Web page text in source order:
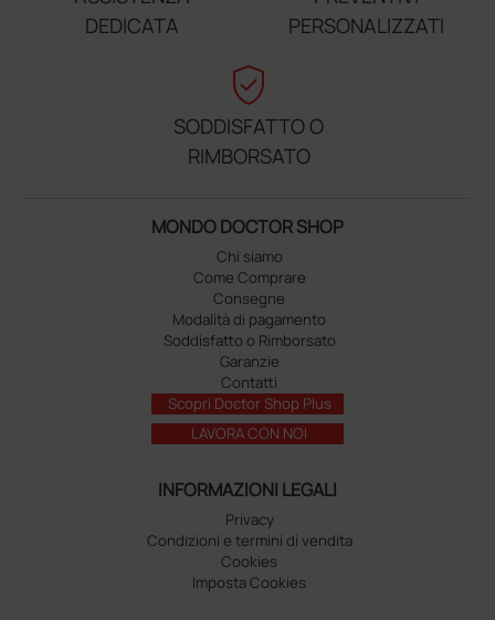
DEDICATA
PERSONALIZZATI
verified_user
SODDISFATTO O
RIMBORSATO
MONDO DOCTOR SHOP
Chi siamo
Come Comprare
Consegne
Modalità di pagamento
Soddisfatto o Rimborsato
Garanzie
Contatti
Scopri Doctor Shop Plus
LAVORA CON NOI
INFORMAZIONI LEGALI
Privacy
Condizioni e termini di vendita
Cookies
Imposta Cookies